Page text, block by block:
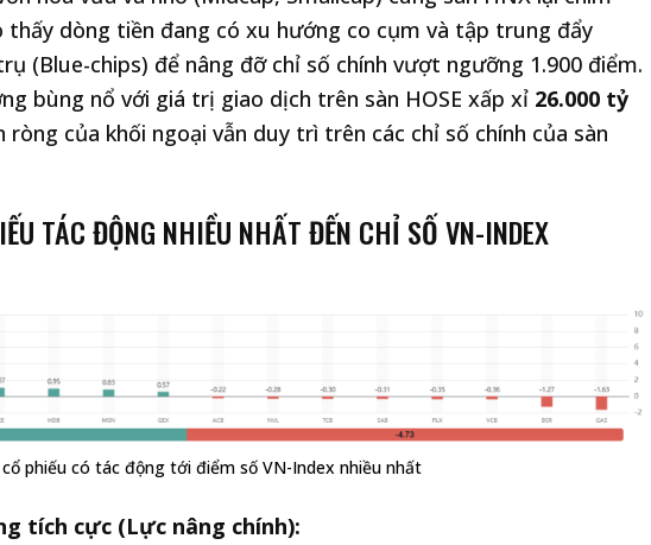
thấy dòng tiền đang có xu hướng co cụm và tập trung đẩy
(Blue-chips) để nâng đỡ chỉ số chính vượt ngưỡng 1.900 điểm.
bùng nổ với giá trị giao dịch trên sàn HOSE xấp xỉ 26.000 tỷ
ròng của khối ngoại vẫn duy trì trên các chỉ số chính của sàn
TÁC ĐỘNG NHIỀU NHẤT ĐẾN CHỈ SỐ VN-INDEX
cổ phiếu có tác động tới điểm số VN-Index nhiều nhất
tích cực (Lực nâng chính):